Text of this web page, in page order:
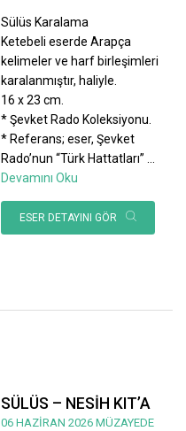
Sülüs Karalama
Ketebeli eserde Arapça
kelimeler ve harf birleşimleri
karalanmıştır, haliyle.
16 x 23 cm.
* Şevket Rado Koleksiyonu.
* Referans; eser, Şevket
Rado’nun “Türk Hattatları”
Devamını Oku
ESER DETAYINI GÖR
SÜLÜS – NESİH KIT’A
06 HAZİRAN 2026 MÜZAYEDE